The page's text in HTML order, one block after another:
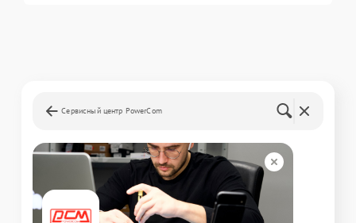
Сервисный центр PowerCom